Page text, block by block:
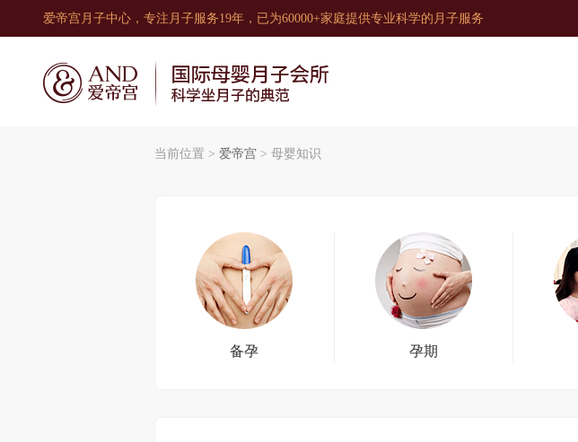
爱帝宫月子中心，专注月子服务19年，已为60000+家庭提供专业科学的月子服务
当前位置 > 爱帝宫 > 母婴知识
备孕 孕期